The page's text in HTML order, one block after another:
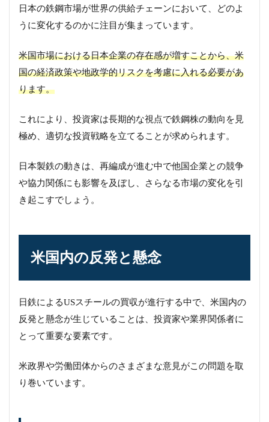
日本の鉄鋼市場が世界の供給チェーンにおいて、どのよ
うに変化するのかに注目が集まっています。
米国市場における日本企業の存在感が増すことから、米
国の経済政策や地政学的リスクを考慮に入れる必要があ
ります。
これにより、投資家は長期的な視点で鉄鋼株の動向を見
極め、適切な投資戦略を立てることが求められます。
日本製鉄の動きは、再編成が進む中で他国企業との競争
や協力関係にも影響を及ぼし、さらなる市場の変化を引
き起こすでしょう。
米国内の反発と懸念
日鉄によるUSスチールの買収が進行する中で、米国内の
反発と懸念が生じていることは、投資家や業界関係者に
とって重要な要素です。
米政界や労働団体からのさまざまな意見がこの問題を取
り巻いています。